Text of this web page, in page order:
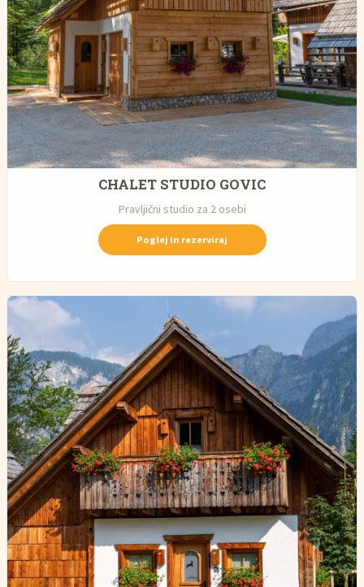
CHALET STUDIO GOVIC
Pravljični studio za 2 osebi
Poglej in rezerviraj